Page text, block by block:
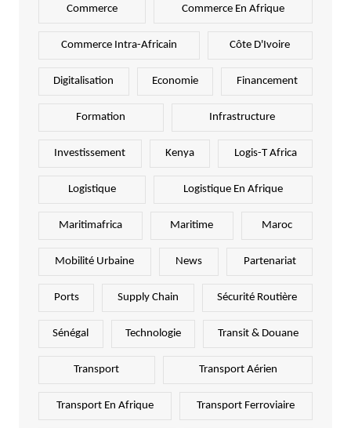
Commerce Commerce En Afrique
Commerce Intra-Africain Côte D'Ivoire
Digitalisation Economie Financement
Formation Infrastructure
Investissement Kenya Logis-T Africa
Logistique Logistique En Afrique
Maritimafrica Maritime Maroc
Mobilité Urbaine News Partenariat
Ports Supply Chain Sécurité Routière
Sénégal Technologie Transit & Douane
Transport Transport Aérien
Transport En Afrique Transport Ferroviaire